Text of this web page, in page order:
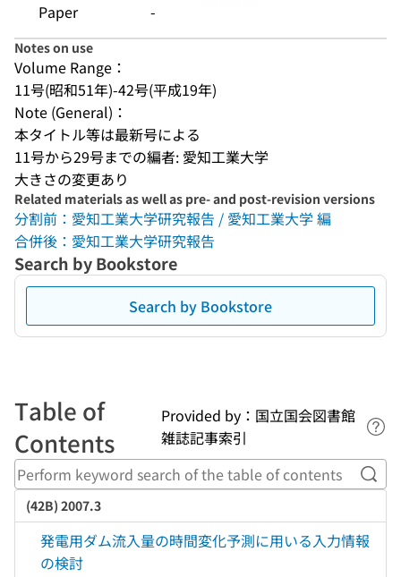
Paper -
Notes on use
Volume Range：
11号(昭和51年)-42号(平成19年)
Note (General)：
本タイトル等は最新号による
11号から29号までの編者: 愛知工業大学
大きさの変更あり
Related materials as well as pre- and post-revision versions
分割前：愛知工業大学研究報告 / 愛知工業大学 編
合併後：愛知工業大学研究報告
Search by Bookstore
Search by Bookstore
Table of
Contents
Provided by：国立国会図書館
雑誌記事索引
(42B) 2007.3
発電用ダム流入量の時間変化予測に用いる入力情報
の検討